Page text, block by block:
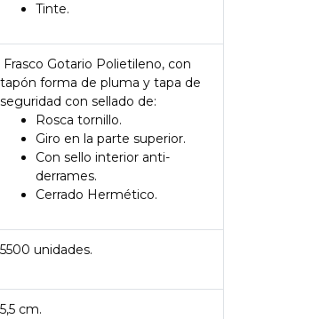
Tinte.
Frasco Gotario Polietileno, con
tapón forma de pluma y tapa de
seguridad con sellado de:
Rosca tornillo.
Giro en la parte superior.
Con sello interior anti-
derrames.
Cerrado Hermético.
5500 unidades.
5,5 cm.